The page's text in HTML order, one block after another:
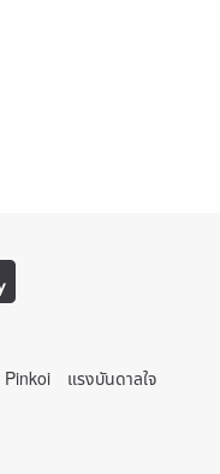
แรงบันดาลใจ